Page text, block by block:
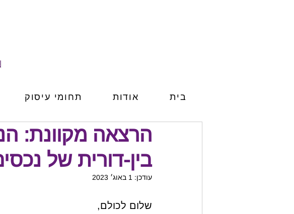
בית אודות תחומי עיסוק
הרצאה מקוונת:
בין-דורית של
עודכן: 1 באוג׳ 2023
שלום לכולם,